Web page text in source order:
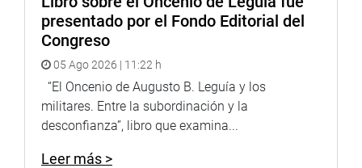
pública y solicita que se adopten medidas correctivas
sobre el tema”.
Despacho de la congresista Norma Yarrow
presentado por el Fondo Editorial del
Congreso
05 Ago 2026 | 11:22 h
“El Oncenio de Augusto B. Leguía y los
militares. Entre la subordinación y la
desconfianza”, libro que examina...
Leer más >